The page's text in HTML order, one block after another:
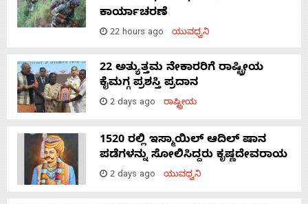
ಕಾರ್ಯಾಚರಣೆ
22 hours ago ಯುವಧ್ವನಿ
22 ಅತ್ಯುತ್ತಮ ನೇಕಾರರಿಗೆ ರಾಷ್ಟ್ರೀಯ
ಕೈಮಗ್ಗ ಪ್ರಶಸ್ತಿ ಪ್ರದಾನ
2 days ago ರಾಷ್ಟ್ರೀಯ
1520 ರಲ್ಲಿ ಇಸ್ಮಾಯಿಲ್ ಆದಿಲ್ ಷಾನ
ಪಡೆಗಳನ್ನು ಸೋಲಿಸಿದ್ದರು ಕೃಷ್ಣದೇವರಾಯ
2 days ago ಯುವಧ್ವನಿ